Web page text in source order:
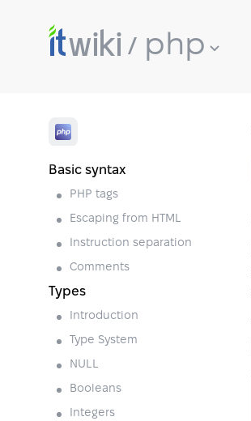
php
Basic syntax
PHP tags
Escaping from HTML
Instruction separation
Comments
Types
Introduction
Type System
NULL
Booleans
Integers